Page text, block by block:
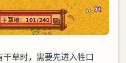
干草时，需要先进入牲口